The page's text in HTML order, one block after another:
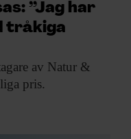
”Jag har
tråkiga
av Natur &
pris.